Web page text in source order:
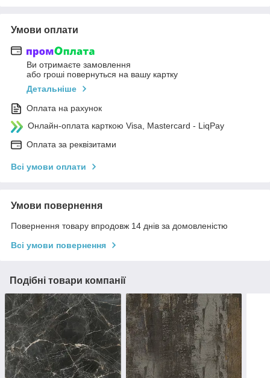
Умови оплати
Ви отримаєте замовлення
або гроші повернуться на вашу картку
Детальніше
Оплата на рахунок
Онлайн-оплата карткою Visa, Mastercard - LiqPay
Оплата за реквізитами
Всі умови оплати
Умови повернення
Повернення товару впродовж 14 днів за домовленістю
Всі умови повернення
Подібні товари компанії